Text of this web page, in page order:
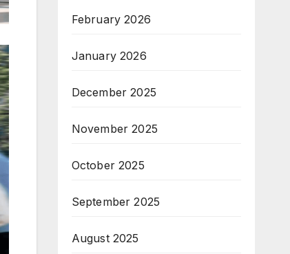
February 2026
January 2026
December 2025
November 2025
October 2025
September 2025
August 2025